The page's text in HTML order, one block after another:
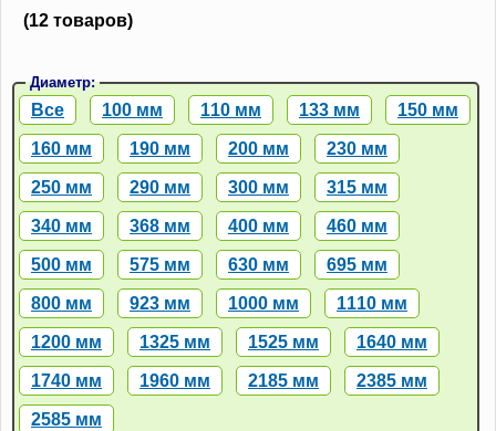
(12 товаров)
Диаметр:
Все 100 мм 110 мм 133 мм 150 мм
160 мм 190 мм 200 мм 230 мм
250 мм 290 мм 300 мм 315 мм
340 мм 368 мм 400 мм 460 мм
500 мм 575 мм 630 мм 695 мм
800 мм 923 мм 1000 мм 1110 мм
1200 мм 1325 мм 1525 мм 1640 мм
1740 мм 1960 мм 2185 мм 2385 мм
2585 мм